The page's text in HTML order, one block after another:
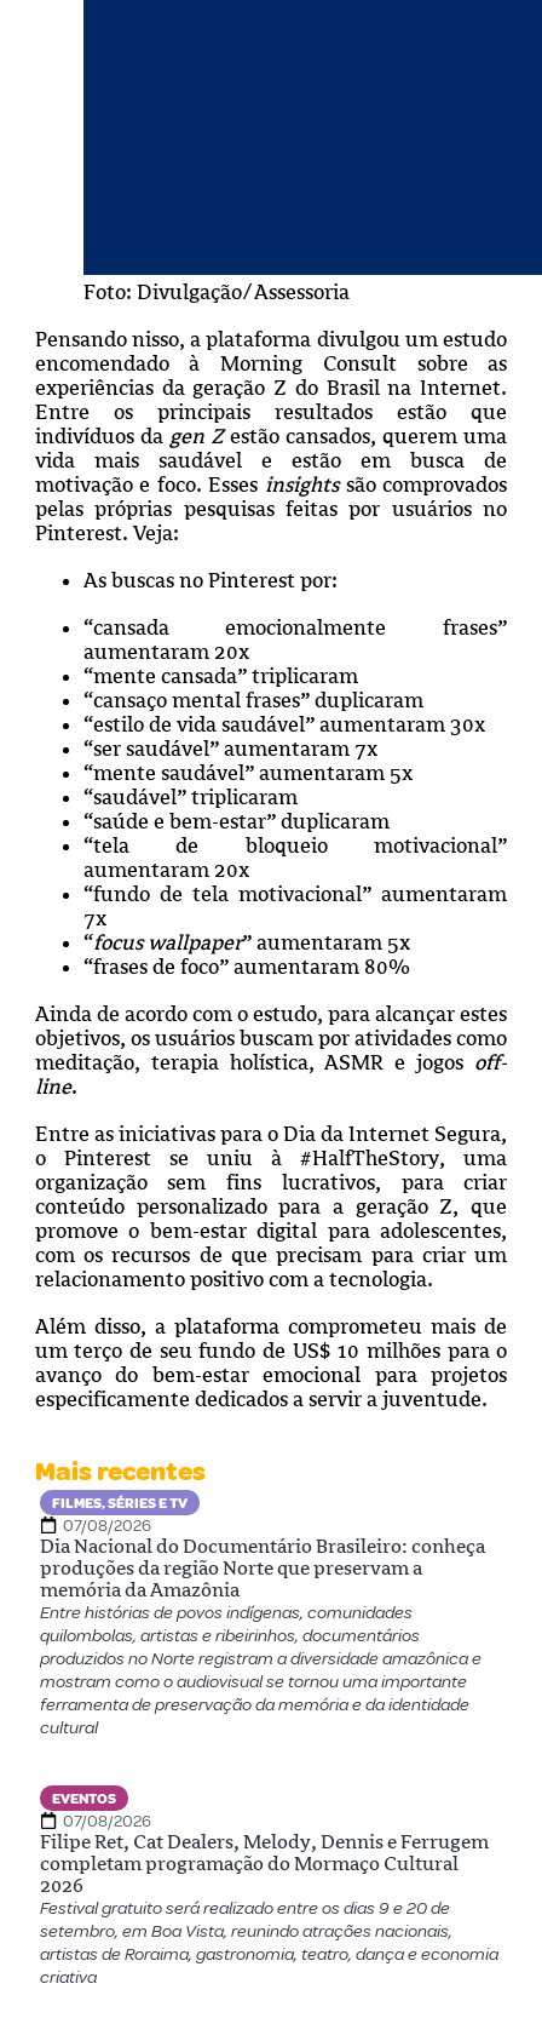
Foto: Divulgação/Assessoria
Pensando nisso, a plataforma divulgou um estudo
encomendado à Morning Consult sobre as
experiências da geração Z do Brasil na Internet.
Entre os principais resultados estão que
indivíduos da gen Zestão cansados, querem uma
vida mais saudável e estão em busca de
motivação e foco. Esses insights são comprovados
pelas próprias pesquisas feitas por usuários no
Pinterest. Veja:
As buscas no Pinterest por:
“cansada emocionalmente frases”
aumentaram 20x
“mente cansada” triplicaram
“cansaço mental frases” duplicaram
“estilo de vida saudável” aumentaram 30x
“ser saudável” aumentaram 7x
“mente saudável” aumentaram 5x
“saudável” triplicaram
“saúde e bem-estar” duplicaram
“tela de bloqueio motivacional”
aumentaram 20x
“fundo de tela motivacional” aumentaram
7x
“focus wallpaper” aumentaram 5x
“frases de foco” aumentaram 80%
Ainda de acordo com o estudo, para alcançar estes
objetivos, os usuários buscam por atividades como
meditação, terapia holística, ASMR e jogos off-
line.
Entre as iniciativas para o Dia da Internet Segura,
o Pinterest se uniu à #HalfTheStory, uma
organização sem fins lucrativos, para criar
conteúdo personalizado para a geração Z, que
promove o bem-estar digital para adolescentes,
com os recursos de que precisam para criar um
relacionamento positivo com a tecnologia.
Além disso, a plataforma comprometeu mais de
um terço de seu fundo de US$ 10 milhões para o
avanço do bem-estar emocional para projetos
especificamente dedicados a servir a juventude.
Mais recentes
FILMES, SÉRIES E TV
07/08/2026
Dia Nacional do Documentário Brasileiro: conheça
produções da região Norte que preservam a
memória da Amazônia
Entre histórias de povos indígenas, comunidades
quilombolas, artistas e ribeirinhos, documentários
produzidos no Norte registram a diversidade amazônica e
mostram como o audiovisual se tornou uma importante
ferramenta de preservação da memória e da identidade
cultural
EVENTOS
07/08/2026
Filipe Ret, Cat Dealers, Melody, Dennis e Ferrugem
completam programação do Mormaço Cultural
2026
Festival gratuito será realizado entre os dias 9 e 20 de
setembro, em Boa Vista, reunindo atrações nacionais,
artistas de Roraima, gastronomia, teatro, dança e economia
criativa